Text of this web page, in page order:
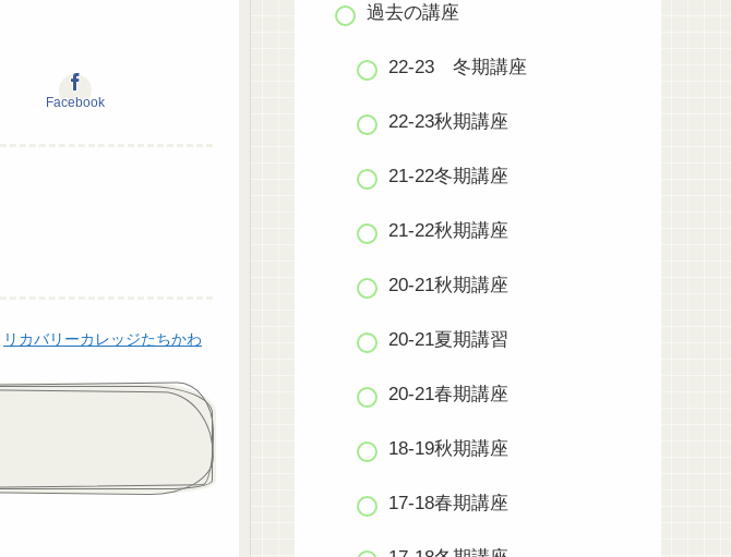
Facebook
リカバリーカレッジたちかわ
過去の講座
22-23 冬期講座
22-23秋期講座
21-22冬期講座
21-22秋期講座
20-21秋期講座
20-21夏期講習
20-21春期講座
18-19秋期講座
17-18春期講座